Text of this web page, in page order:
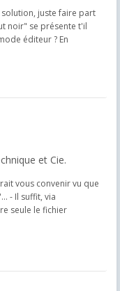
juste faire part
noir" se présente t'il
éditeur ? En
et Cie.
vous convenir vu que
- Il suffit, via
seule le fichier